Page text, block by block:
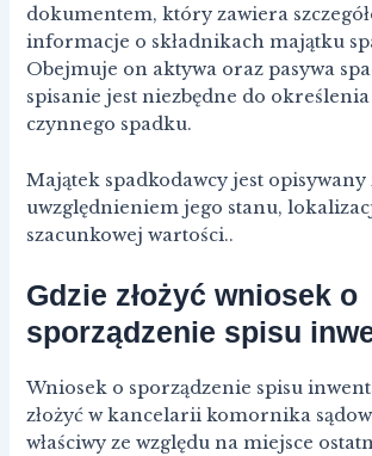
dokumentem, który zawiera
informacje o składnikach majątku
Obejmuje on aktywa oraz pasywa
spisanie jest niezbędne do
czynnego spadku.
Majątek spadkodawcy jest opisywany
uwzględnieniem jego stanu,
szacunkowej wartości..
Gdzie złożyć wniosek o
sporządzenie spisu
Wniosek o sporządzenie spisu
złożyć w kancelarii komornika
właściwy ze względu na miejsce